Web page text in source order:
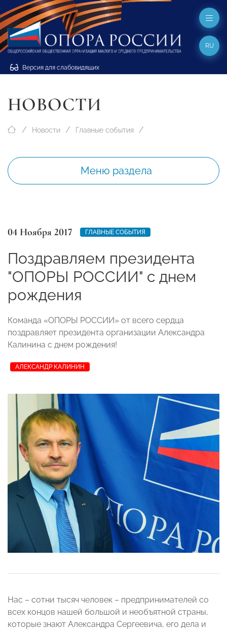
Версия для слабовидящих
RU
НОВОСТИ
Новости Главные события
Меню раздела
04 Ноября 2017 ГЛАВНЫЕ СОБЫТИЯ
Поздравляем президента
"ОПОРЫ РОССИИ" с днем
рождения
Команда «ОПОРЫ РОССИИ» от всего сердца
поздравляет президента организации Александра
Калинина с днем рождения!
АЛЕКСАНДР КАЛИНИН
Нас – сотни тысяч человек – предпринимателей со
всех концов нашей большой и необъятной страны,
которые знают Александра Сергеевича, его дела и